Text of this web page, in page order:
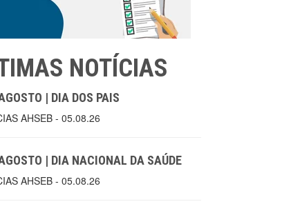
NOTÍCIAS
| DIA DOS PAIS
AHSEB - 05.08.26
| DIA NACIONAL DA SAÚDE
AHSEB - 05.08.26